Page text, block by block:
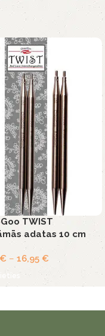
TWIST
adatas 10 cm
€ – 16,95 €